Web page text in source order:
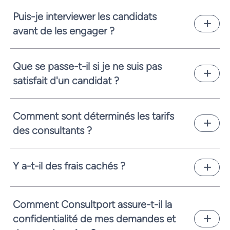
les avis des clients, avant de prendre votre
décision.
Puis-je interviewer les candidats
avant de les engager ?
vous assurer qu’ils correspondent
parfaitement à vos attentes.
Que se passe-t-il si je ne suis pas
satisfait d'un candidat ?
problème, y compris en trouvant un
remplaçant si nécessaire.
Comment sont déterminés les tarifs
des consultants ?
projet. Nous garantissons un rapport qualité-
Y a-t-il des frais cachés ?
services que vous recevez.
Comment Consultport assure-t-il la
confidentialité de mes demandes et